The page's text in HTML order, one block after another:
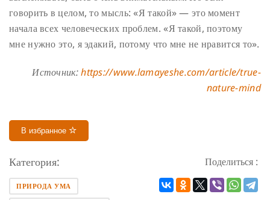
говорить в целом, то мысль: «Я такой» — это момент
начала всех человеческих проблем. «Я такой, поэтому
мне нужно это, я эдакий, потому что мне не нравится то».
Источник:https://www.lamayeshe.com/article/true-
nature-mind
В избранное
Категория:
ПРИРОДА УМА
Поделиться :